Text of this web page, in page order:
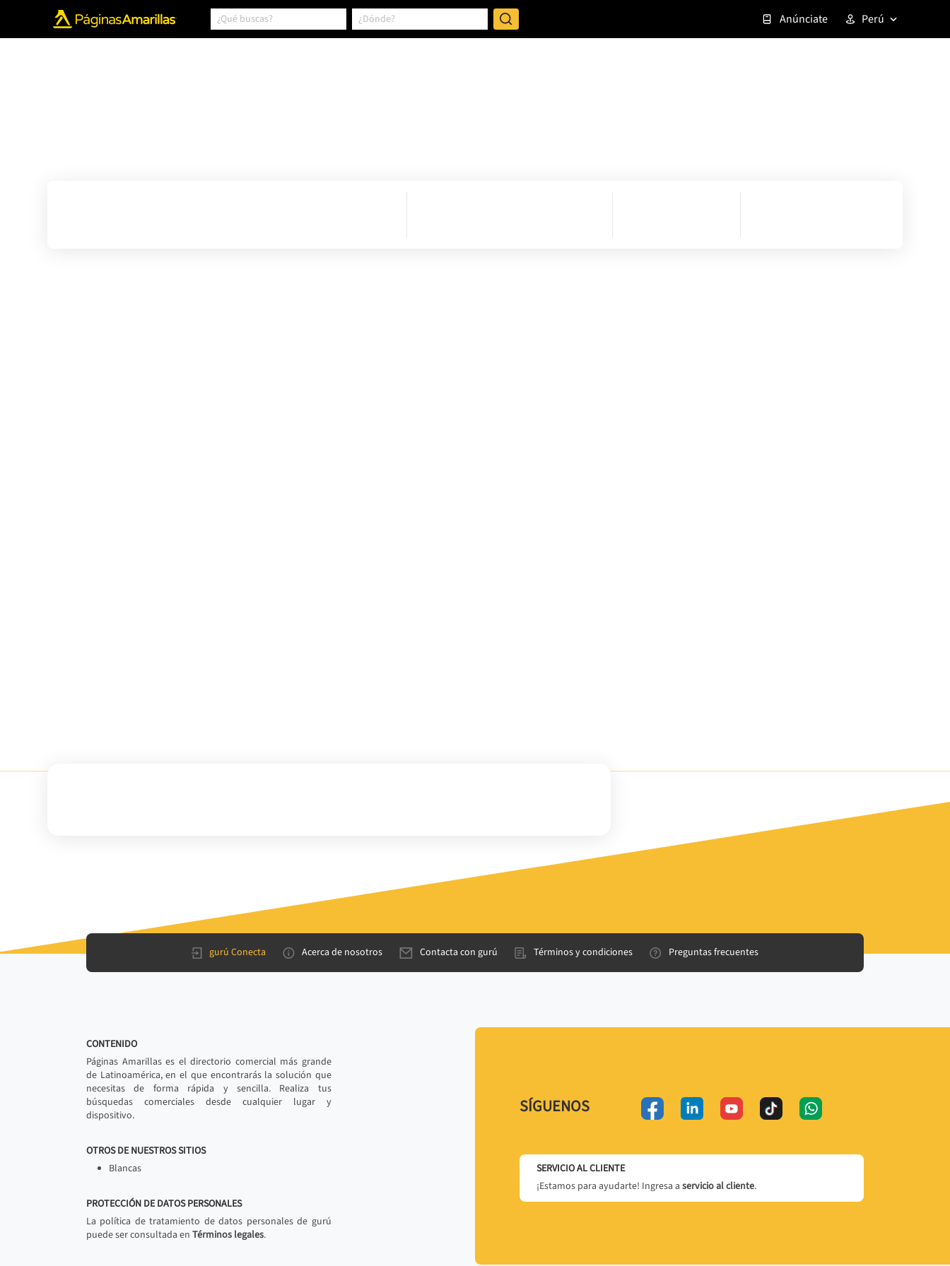
Anúnciate Perú
gurú Conecta Acerca de nosotros Contacta con gurú Términos y condiciones Preguntas frecuentes
CONTENIDO
Páginas Amarillas es el directorio comercial más grande
de Latinoamérica, en el que encontrarás la solución que
necesitas de forma rápida y sencilla. Realiza tus
búsquedas comerciales desde cualquier lugar y
dispositivo.
OTROS DE NUESTROS SITIOS
Blancas
PROTECCIÓN DE DATOS PERSONALES
La política de tratamiento de datos personales de gurú
puede ser consultada en Términos legales.
SÍGUENOS
SERVICIO AL CLIENTE
¡Estamos para ayudarte! Ingresa a servicio al cliente.